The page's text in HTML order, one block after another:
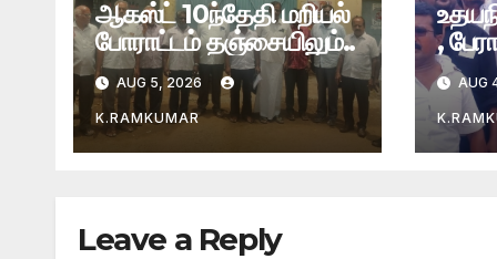
ஆகஸ்ட் 10ந்தேதி மறியல்
போராட்டம் தஞ்சையிலும்..
AUG 5, 2026
K.RAMKUMAR
,
AUG
Leave a Reply